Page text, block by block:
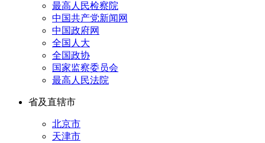
最高人民检察院
中国共产党新闻网
中国政府网
全国人大
全国政协
国家监察委员会
最高人民法院
省及直辖市
北京市
天津市